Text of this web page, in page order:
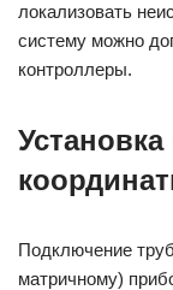
локализовать
систему можно
контроллеры.
Подключение
матричному)